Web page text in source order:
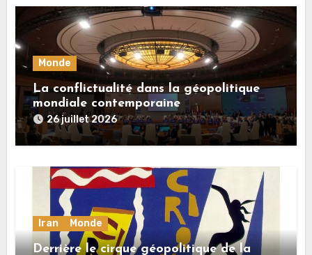
Monde
La conflictualité dans la géopolitique
mondiale contemporaine
26 juillet 2026
Iran Monde
Derrière le cirque géopolitique de la